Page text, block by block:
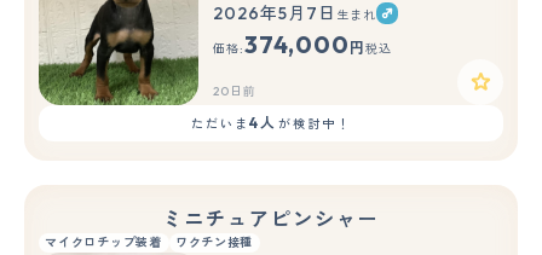
2026年5月7日 生まれ
価格:374,000 円 税込
20日前
ただいま4人 が検討中！
ミニチュアピンシャー
マイクロチップ装着 ワクチン接種